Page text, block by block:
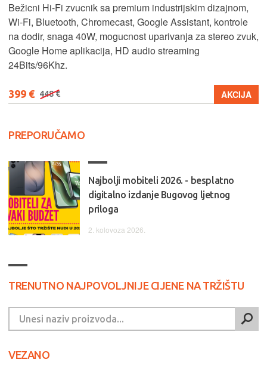
Bežicni Hi-Fi zvucnik sa premium industrijskim dizajnom,
Wi-Fi, Bluetooth, Chromecast, Google Assistant, kontrole
na dodir, snaga 40W, mogucnost uparivanja za stereo zvuk,
Google Home aplikacija, HD audio streaming
24Bits/96Khz.
399 € 448 € AKCIJA
PREPORUČAMO
Najbolji mobiteli 2026. - besplatno
digitalno izdanje Bugovog ljetnog
priloga
2. kolovoza 2026.
TRENUTNO NAJPOVOLJNIJE CIJENE NA TRŽIŠTU
VEZANO